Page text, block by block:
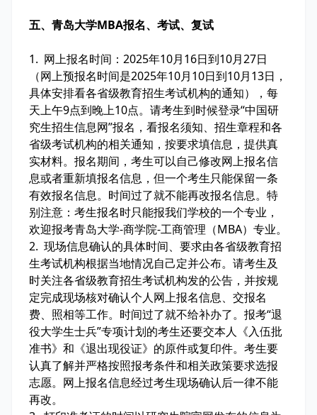
五、青岛大学MBA报名、考试、复试
1. 网上报名时间：2025年10月16日到10月27日
（网上预报名时间是2025年10月10日到10月13日，
具体安排看各省级教育招生考试机构的通知），每
天上午9点到晚上10点。请考生到时候登录“中国研
究生招生信息网”报名，看报名须知、招生章程和各
省级考试机构的相关通知，按要求填信息，提供真
实材料。报名期间，考生可以自己修改网上报名信
息或者重新填报名信息，但一个考生只能保留一条
有效报名信息。时间过了就不能再改报名信息。特
别注意：考生报名时只能报我们学校的一个专业，
欢迎报考青岛大学-商学院-工商管理（MBA）专业。
2. 现场信息确认的具体时间、要求由各省级教育招
生考试机构根据当地情况自己定并公布。请考生及
时关注各省级教育招生考试机构发的公告，并按规
定完成现场核对确认个人网上报名信息、交报名
费、照相等工作。时间过了就不给补办了。报考“退
役大学生士兵”专项计划的考生还要交本人《入伍批
准书》和《退出现役证》的原件或复印件。考生要
认真了解并严格按照报考条件和相关政策要求选报
志愿。网上报名信息经过考生现场确认后一律不能
再改。